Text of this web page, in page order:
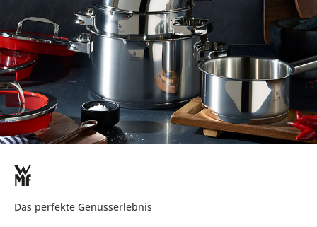
Das perfekte Genusserlebnis